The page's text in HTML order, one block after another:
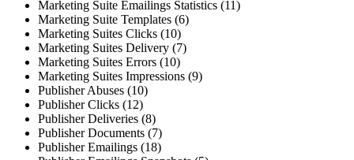
Marketing Suite Emailings Statistics (11)
Marketing Suite Templates (6)
Marketing Suites Clicks (10)
Marketing Suites Delivery (7)
Marketing Suites Errors (10)
Marketing Suites Impressions (9)
Publisher Abuses (10)
Publisher Clicks (12)
Publisher Deliveries (8)
Publisher Documents (7)
Publisher Emailings (18)